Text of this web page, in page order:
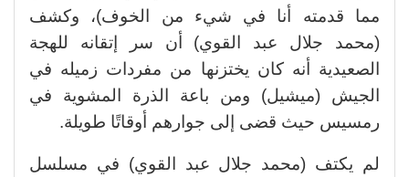
مما قدمته أنا في شيء من الخوف)، وكشف
(محمد جلال عبد القوي) أن سر إتقانه للهجة
الصعيدية أنه كان يختزنها من مفردات زميله في
الجيش (ميشيل) ومن باعة الذرة المشوية في
رمسيس حيث قضى إلى جوارهم أوقاتًا طويلة.
لم يكتف (محمد جلال عبد القوي) في مسلسل